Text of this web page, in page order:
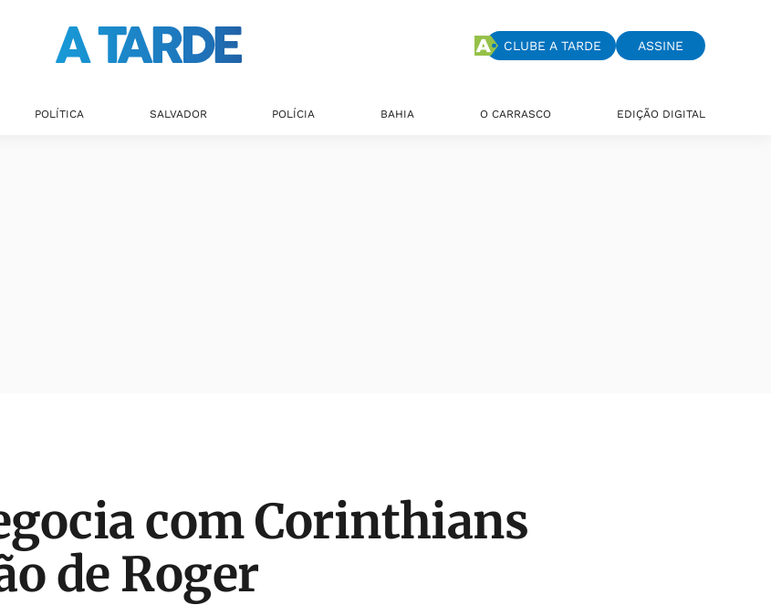
CLUBE A TARDE ASSINE
POLÍTICA SALVADOR POLÍCIA BAHIA O CARRASCO EDIÇÃO DIGITAL
com Corinthians
de Roger